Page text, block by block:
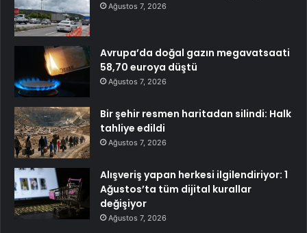
Ağustos 7, 2026
Avrupa’da doğal gazın megavatsaati
58,70 euroya düştü
Ağustos 7, 2026
Bir şehir resmen haritadan silindi: Halk
tahliye edildi
Ağustos 7, 2026
Alışveriş yapan herkesi ilgilendiriyor: 1
Ağustos’ta tüm dijital kurallar
değişiyor
Ağustos 7, 2026